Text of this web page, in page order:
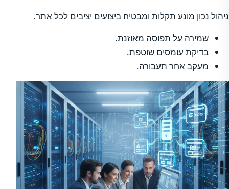
ניהול נכון מונע תקלות ומבטיח ביצועים יציבים לכל אתר.
שמירה על תפוסה מאוזנת.
בדיקת עומסים שוטפת.
מעקב אחר תעבורה.